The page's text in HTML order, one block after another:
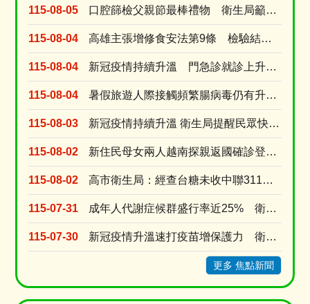
115-08-05 口腔篩檢父親節最棒禮物 衛生局籲家長戒檳做榜樣、青少年勇拒第一口檳榔
115-08-04 高雄主張增修食安法第9條 檢驗結果與粗油流向應申報 強化風險預警
115-08-04 新冠疫情持續升溫 門急診就診上升逾8成 新冠疫苗庫存僅1萬餘劑 近一周接種量是前一週的....
115-08-04 暑假旅遊人際接觸頻繁腸病毒仍有升溫風險 衛生局提醒勤洗手有症狀快就醫
115-08-03 新冠疫情持續升溫 衛生局提醒民眾快篩就醫別吃剩藥 以免延誤黃金治療期
115-08-02 新住民母女兩人越南探親返國確診登革熱 就診未告知旅遊史衛生局依法裁罰
115-08-02 高市衛生局：經查台糖未收中聯311油槽不合格半成品原料油 台糖涉及中聯油品7/9早已預防性下....
115-07-31 成年人代謝症候群盛行率近25% 衛生局推線上線下雙抽獎活動提升正確認
115-07-30 新冠疫情升溫速打疫苗增保護力 衛生局今增配疫苗2萬劑配送轄內醫療院所
更多 焦點新聞